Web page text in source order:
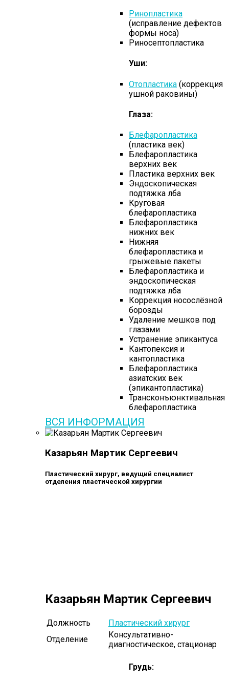
Ринопластика
(исправление дефектов
формы носа)
Риносептопластика
Уши:
Отопластика (коррекция
ушной раковины)
Глаза:
Блефаропластика
(пластика век)
Блефаропластика
верхних век
Пластика верхних век
Эндоскопическая
подтяжка лба
Круговая
блефаропластика
Блефаропластика
нижних век
Нижняя
блефаропластика и
грыжевые пакеты
Блефаропластика и
эндоскопическая
подтяжка лба
Коррекция носослёзной
борозды
Удаление мешков под
глазами
Устранение эпикантуса
Кантопексия и
кантопластика
Блефаропластика
азиатских век
(эпикантопластика)
Трансконъюнктивальная
блефаропластика
ВСЯ ИНФОРМАЦИЯ
Казарьян Мартик Сергеевич
Пластический хирург, ведущий специалист
отделения пластической хирургии
Казарьян Мартик Сергеевич
Должность
Пластический хирург
Отделение
Консультативно-
диагностическое, стационар
Грудь: